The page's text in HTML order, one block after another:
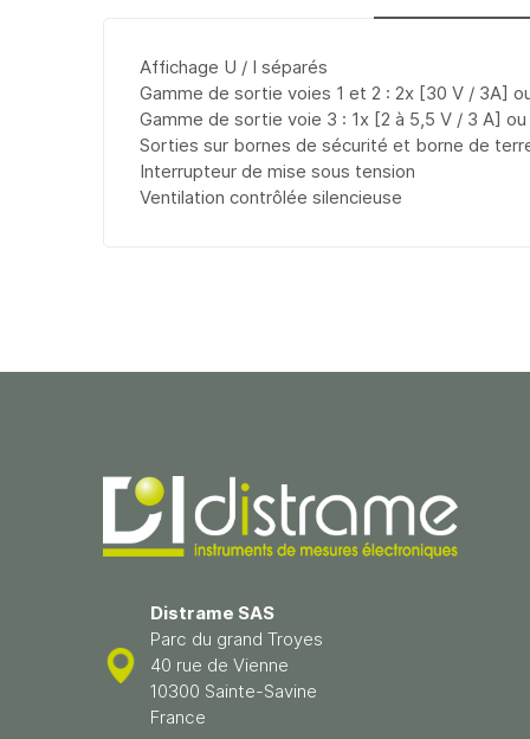
Affichage U / I séparés
Gamme de sortie voies 1 et 2 : 2x [30 V / 3A]
Gamme de sortie voie 3 : 1x [2 à 5,5 V / 3 A] ou
Sorties sur bornes de sécurité et borne de
Interrupteur de mise sous tension
Ventilation contrôlée silencieuse
Distrame SAS
Parc du grand Troyes
40 rue de Vienne
10300 Sainte-Savine
France